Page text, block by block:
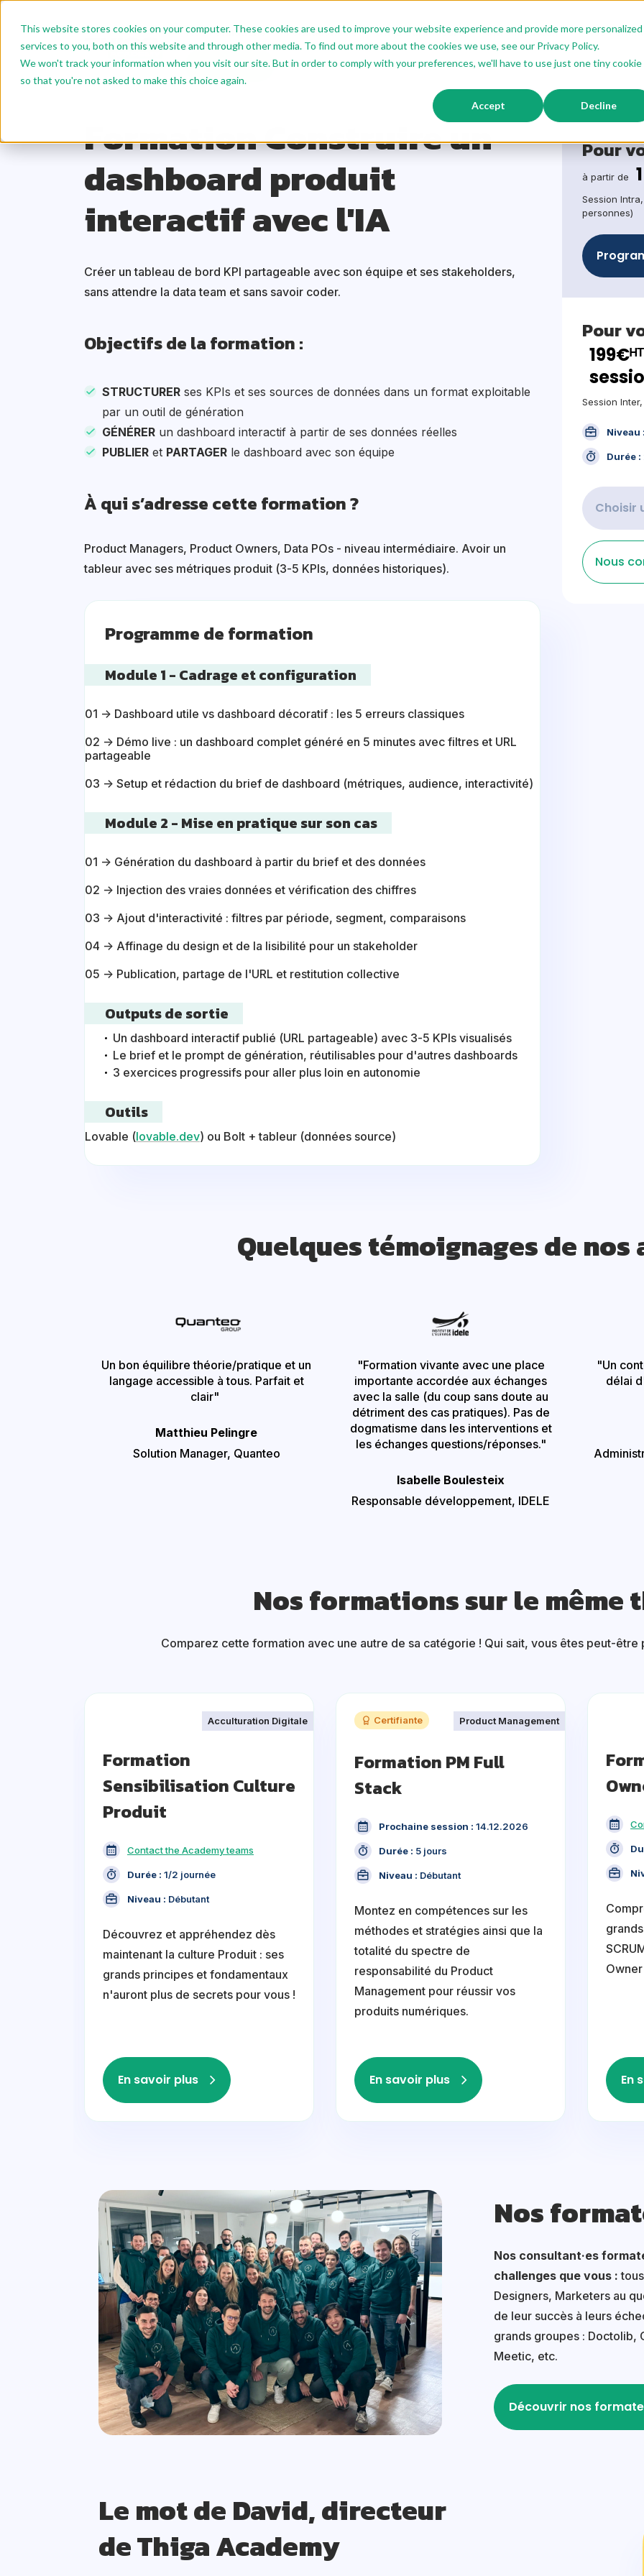
This website stores cookies on your computer. These cookies are used to improve your website experience and provide more personalized
services to you, both on this website and through other media. To find out more about the cookies we use, see our Privacy Policy.
We won't track your information when you visit our site. But in order to comply with your preferences, we'll have to use just one tiny cookie
so that you're not asked to make this choice again.
Accept Decline
Nos Formations Formations IA Offre Sur Mesure Offre Modulaire Nos
Nous écrire
Formation Construire un dashboard produit interactif avec l'IA
Formation Construire un
dashboard produit
interactif avec l'IA
Créer un tableau de bord KPI partageable avec son équipe et ses stakeholders,
sans attendre la data team et sans savoir coder.
Objectifs de la formation
STRUCTURER ses KPIs et ses sources de données dans un format exploitable
par un outil de génération
GÉNÉRER un dashboard interactif à partir de ses données réelles
PUBLIER et PARTAGER le dashboard avec son équipe
À qui s’adresse cette formation ?
Product Managers, Product Owners, Data POs - niveau intermédiaire. Avoir un
tableur avec ses métriques produit (3-5 KPIs, données historiques).
Programme de formation
Module 1 - Cadrage et configuration
01 → Dashboard utile vs dashboard décoratif : les 5 erreurs classiques
02 → Démo live : un dashboard complet généré en 5 minutes avec filtres et URL
partageable
03 → Setup et rédaction du brief de dashboard (métriques, audience, interactivité)
Module 2 - Mise en pratique sur son cas
01 → Génération du dashboard à partir du brief et des données
02 → Injection des vraies données et vérification des chiffres
03 → Ajout d'interactivité : filtres par période, segment, comparaisons
04 → Affinage du design et de la lisibilité pour un stakeholder
05 → Publication, partage de l'URL et restitution collective
Outputs de sortie
Un dashboard interactif publié (URL partageable) avec 3-5 KPIs visualisés
Le brief et le prompt de génération, réutilisables pour d'autres dashboards
3 exercices progressifs pour aller plus loin en autonomie
Outils
Lovable (lovable.dev) ou Bolt + tableur (données source)
Pour
à partir de
Session
personnes)
Pour
Session
Niveau :
Durée :
Choisir
Nous
Quelques témoignages de nos
Un bon équilibre théorie/pratique et un
langage accessible à tous. Parfait et
clair"
Matthieu Pelingre
Solution Manager, Quanteo
"Formation vivante avec une place
importante accordée aux échanges
avec la salle (du coup sans doute au
détriment des cas pratiques). Pas de
dogmatisme dans les interventions et
les échanges questions/réponses."
Isabelle Boulesteix
Responsable développement, IDELE
"Un
délai
Nos formations sur le même
Comparez cette formation avec une autre de sa catégorie ! Qui sait, vous êtes peut-être
Acculturation Digitale
Formation
Sensibilisation Culture
Produit
Contact the Academy teams
Durée : 1/2 journée
Niveau : Débutant
Découvrez et appréhendez dès
maintenant la culture Produit : ses
grands principes et fondamentaux
n'auront plus de secrets pour vous !
En savoir plus
Product Management
Certifiante
Formation PM Full
Stack
Prochaine session : 14.12.2026
Durée : 5 jours
Niveau : Débutant
Montez en compétences sur les
méthodes et stratégies ainsi que la
totalité du spectre de
responsabilité du Product
Management pour réussir vos
produits numériques.
En savoir plus En
Nos
Nos consultant·es
challenges que vous :
Designers, Marketers au
de leur succès à leurs
grands groupes : Doctolib,
Meetic, etc.
Découvrir nos
Le mot de David, directeur
de Thiga Academy